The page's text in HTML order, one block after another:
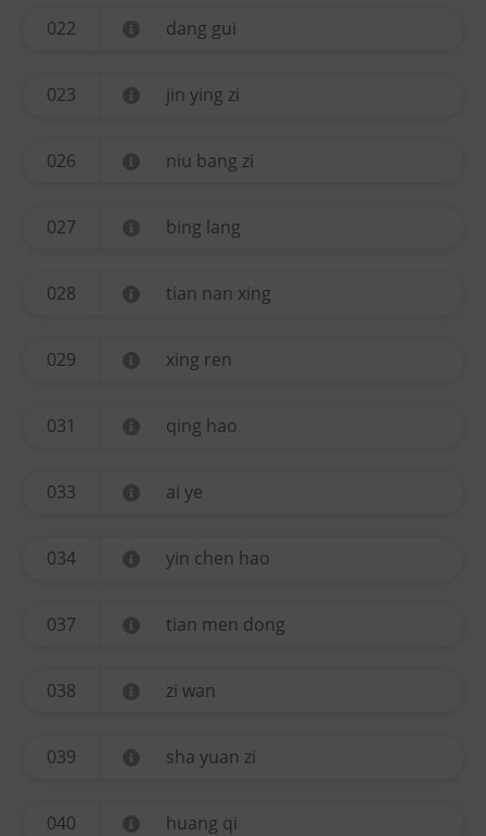
022 dang gui
023 jin ying zi
026 niu bang zi
027 bing lang
028 tian nan xing
029 xing ren
031 qing hao
033 ai ye
034 yin chen hao
037 tian men dong
038 zi wan
039 sha yuan zi
040 huang qi